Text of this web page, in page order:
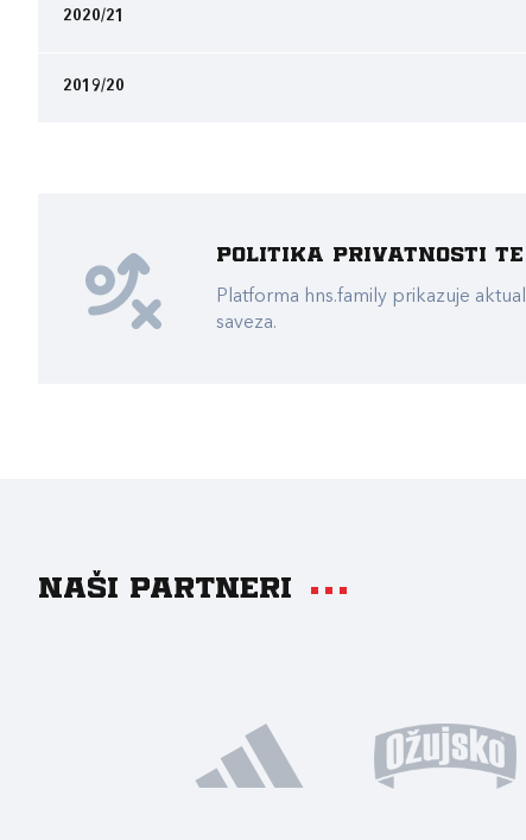
2020/21
2019/20
Politika privatnosti te
Platforma hns.family prikazuje
saveza.
Naši partneri